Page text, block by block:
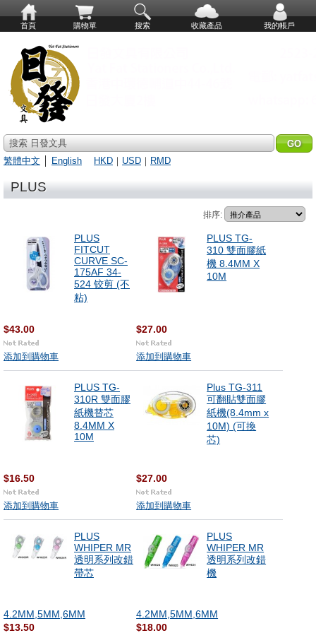
首頁 購物單 搜索 收藏產品 我的帳戶
搜索 日發文具
繁體中文
English HKD ｜ USD ｜ RMD
PLUS
排序:
PLUS
FITCUT
CURVE SC-
175AF 34-
524 铰剪 (不
粘)
$43.00
添加到購物車
PLUS TG-
310 雙面膠紙
機 8.4MM X
10M
$27.00
添加到購物車
PLUS TG-
310R 雙面膠
紙機替芯
8.4MM X
10M
$16.50
添加到購物車
Plus TG-311
可翻貼雙面膠
紙機(8.4mm x
10M) (可換
芯)
$27.00
添加到購物車
PLUS
WHIPER MR
透明系列改錯
帶芯
4.2MM,5MM,6MM
$13.50
PLUS
WHIPER MR
透明系列改錯
機
4.2MM,5MM,6MM
$18.00